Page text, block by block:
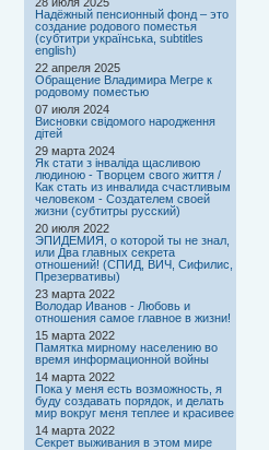
Надёжный пенсионный фонд – это
создание родового поместья
(субтитри українська, subtitles
english)
22 апреля 2025
Обращение Владимира Мегре к
родовому поместью
07 июля 2024
Висновки свідомого народження
дітей
29 марта 2024
Як стати з інваліда щасливою
людиною - Творцем свого життя /
Как стать из инвалида счастливым
человеком - Создателем своей
жизни (субтитры русский)
20 июля 2022
ЭПИДЕМИЯ, о которой ты не знал,
или Два главных секрета
отношений! (СПИД, ВИЧ, Сифилис,
Презервативы)
23 марта 2022
Володар Иванов - Любовь и
отношения самое главное в жизни!
15 марта 2022
Памятка мирному населению во
время информационной войны
14 марта 2022
Пока у меня есть возможность, я
буду создавать порядок, и делать
мир вокруг меня теплее и красивее
14 марта 2022
Секрет выживания в этом мире